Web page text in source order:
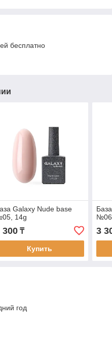
бесплатно
Galaxy Nude base
14g
300₸
Купить
3
год